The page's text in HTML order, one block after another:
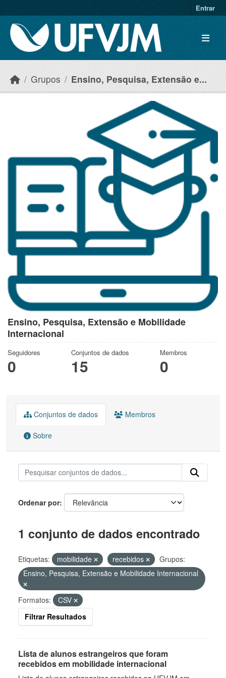
Entrar
Grupos Ensino, Pesquisa, Extensão e...
Ensino, Pesquisa, Extensão e Mobilidade
Internacional
Seguidores
0
Conjuntos de dados
15
Membros
0
Conjuntos de dados Membros
Sobre
Ordenar por
1 conjunto de dados encontrado
Etiquetas: mobilidade recebidos
Grupos:
Ensino, Pesquisa, Extensão e Mobilidade Internacional
Formatos:
CSV
Filtrar Resultados
Lista de alunos estrangeiros que foram
recebidos em mobilidade internacional